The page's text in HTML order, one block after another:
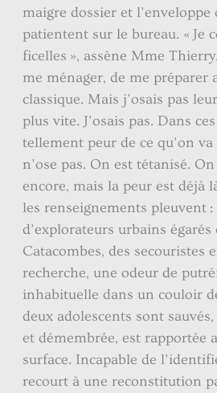
maigre dossier et l’enveloppe
patientent sur le bureau. « Je
ficelles », assène Mme
me ménager, de me préparer
classique. Mais j’osais pas
plus vite. J’osais pas. Dans
tellement peur de ce qu’on
n’ose pas. On est tétanisé.
encore, mais la peur est déjà
les renseignements pleuvent
d’explorateurs urbains égarés
Catacombes, des secouristes
recherche, une odeur de
inhabituelle dans un couloir
deux adolescents sont
et démembrée, est rapportée
surface. Incapable de
recourt à une reconstitution